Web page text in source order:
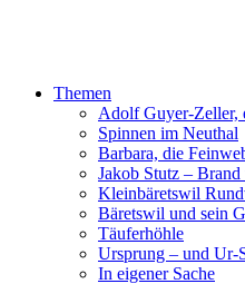
Themen
Adolf Guyer-Zeller,
Spinnen im Neuthal
Barbara, die
Jakob Stutz –
Kleinbäretswil
Bäretswil und sein
Täuferhöhle
Ursprung – und Ur-
In eigener Sache